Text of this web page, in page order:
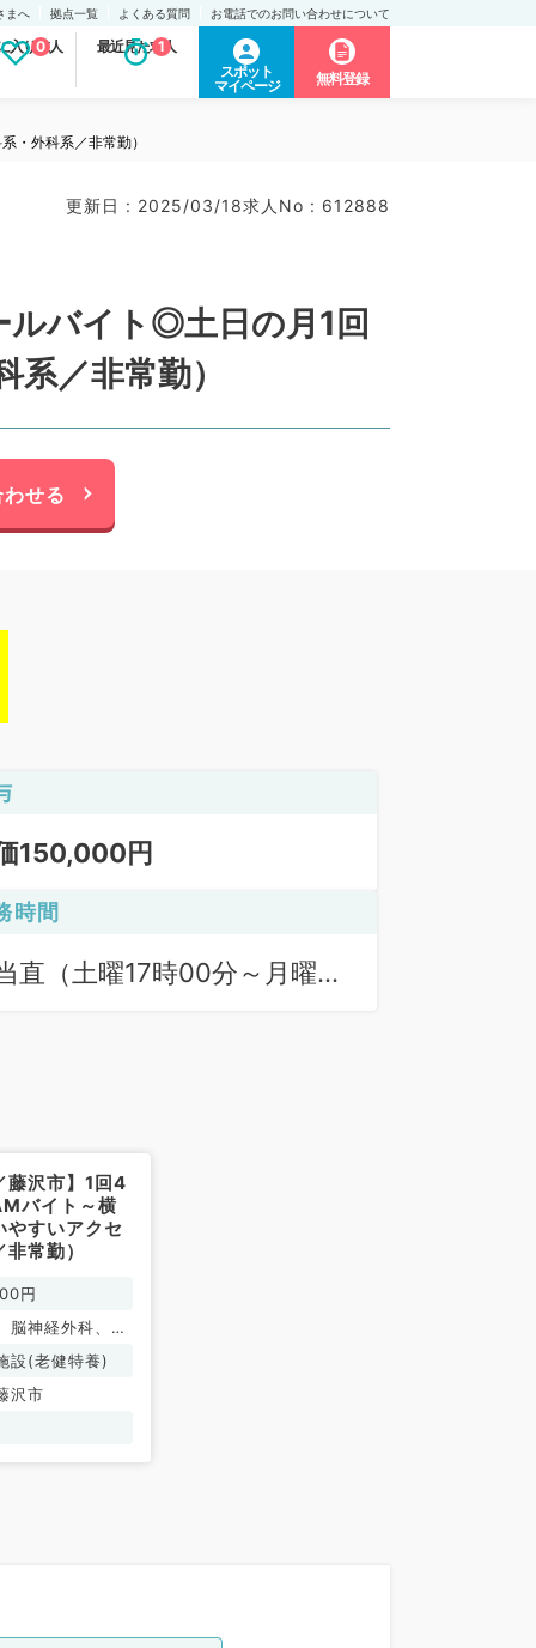
まへ 拠点一覧 よくある質問 お電話でのお問い合わせについて
入り求人
0 最近見た求人
1
スポット
マイページ
無料登録
・外科系／非常勤）
更新日 : 2025/03/18求人No : 612888
ルバイト◎土日の月1回
／非常勤）
せる
150,000円
時間
直（土曜17時00分～月曜08
藤沢市】1回4
バイト～横
やすいアクセ
常勤）
円
脳神経外科、一
年内科、外科系
外科
設(老健特養)
沢市